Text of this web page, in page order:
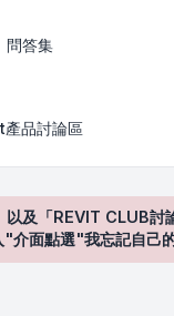
問答集
產品討論區
及「REVIT CLUB討
面點選"我忘記自己